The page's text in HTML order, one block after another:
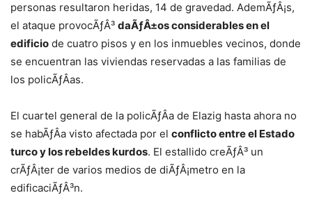
personas resultaron heridas, 14 de gravedad. AdemÃƒÂ¡s,
el ataque provocÃƒÂ³ daÃƒÂ±os considerables en el
edificio de cuatro pisos y en los inmuebles vecinos, donde
se encuentran las viviendas reservadas a las familias de
los policÃƒÂ­as.
El cuartel general de la policÃƒÂ­a de Elazig hasta ahora no
se habÃƒÂ­a visto afectada por el conflicto entre el Estado
turco y los rebeldes kurdos. El estallido creÃƒÂ³ un
crÃƒÂ¡ter de varios medios de diÃƒÂ¡metro en la
edificaciÃƒÂ³n.